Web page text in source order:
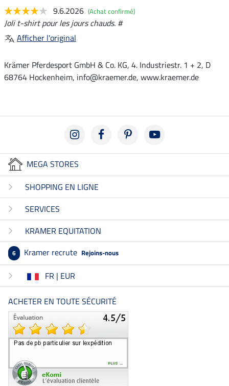
9.6.2026 (Achat confirmé)
Joli t-shirt pour les jours chauds. #
Afficher l'original
Krämer Pferdesport GmbH & Co. KG, 4. Industriestr. 1 + 2, D
68764 Hockenheim, info@kraemer.de, www.kraemer.de
MEGA STORES
SHOPPING EN LIGNE
SERVICES
KRAMER EQUITATION
6 Kramer recrute Rejoins-nous
FR | EUR
ACHETER EN TOUTE SÉCURITÉ